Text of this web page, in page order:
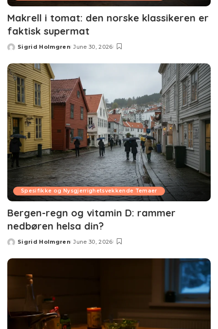
Makrell i tomat: den norske klassikeren er
faktisk supermat
Posted
Sigrid Holmgren June 30, 2026
Spesifikke og Nysgjerrighetsvekkende Temaer
Bergen-regn og vitamin D: rammer
nedbøren helsa din?
Posted
Sigrid Holmgren June 30, 2026